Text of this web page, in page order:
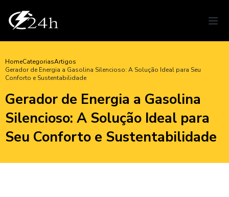
HomeCategoriasArtigos
Gerador de Energia a Gasolina Silencioso: A Solução Ideal para Seu
Conforto e Sustentabilidade
Gerador de Energia a Gasolina
Silencioso: A Solução Ideal para
Seu Conforto e Sustentabilidade